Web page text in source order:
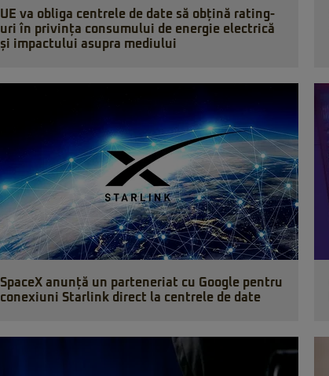
UE va obliga centrele de date să obțină rating-
uri în privința consumului de energie electrică
și impactului asupra mediului
SpaceX anunță un parteneriat cu Google pentru
conexiuni Starlink direct la centrele de date